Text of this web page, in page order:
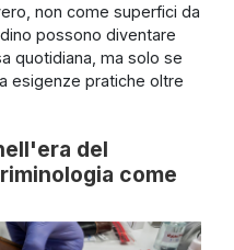
non come superfici da
possono diventare
quotidiana, ma solo se
esigenze pratiche oltre
del
come